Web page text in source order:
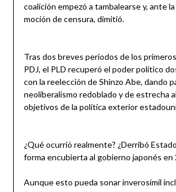
coalición empezó a tambalearse y, ante
moción de censura, dimitió.
Tras dos breves periodos de los
PDJ, el PLD recuperó el poder político
con la reelección de Shinzo Abe, dando
neoliberalismo redoblado y de estrecha
objetivos de la política exterior
¿Qué ocurrió realmente? ¿Derribó
forma encubierta al gobierno japonés en
Aunque esto pueda sonar inverosímil